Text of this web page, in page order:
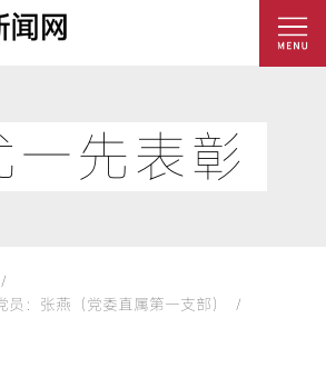
一先表彰
员：张燕（党委直属第一支部） /